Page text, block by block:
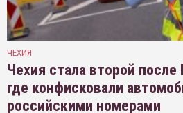
ЧЕХИЯ
Чехия стала второй после
где конфисковали
российскими номерами